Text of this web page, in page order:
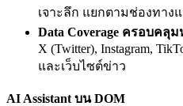
เจาะลึก แยกตามช่องทาง
Data Coverage ครอบคลุ
X (Twitter), Instagram,
และเว็บไซต์ข่าว
AI Assistant บน DOM